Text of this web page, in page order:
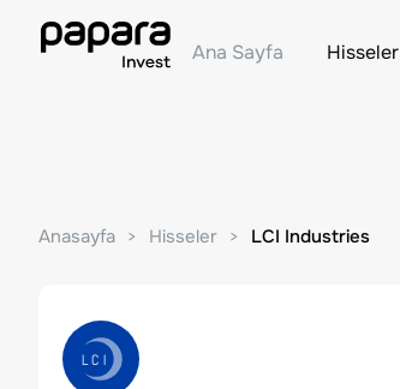
Ana Sayfa Hisseler
Anasayfa Hisseler LCI Industries